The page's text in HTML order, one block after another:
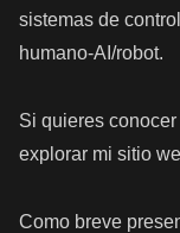
sistemas de
humano-AI/robot.
Si quieres
explorar mi sitio
Como breve